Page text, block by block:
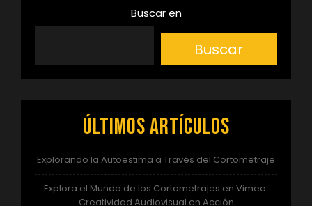
Buscar en
Buscar
Últimos artículos
Explorando la Autoestima a Través del Cortometraje
Explora el Mundo de los Cortometrajes en Vimeo:
Creatividad Audiovisual en Acción